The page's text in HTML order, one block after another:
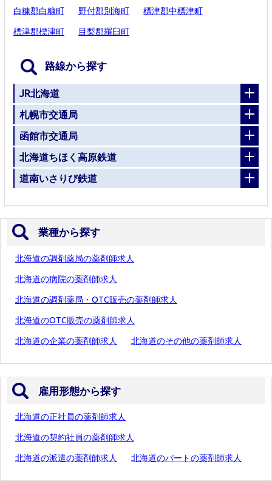
白糠郡白糠町 野付郡別海町 標津郡中標津町
標津郡標津町 目梨郡羅臼町
路線から探す
JR北海道
札幌市交通局
函館市交通局
北海道ちほく高原鉄道
道南いさりび鉄道
業種から探す
北海道の調剤薬局の薬剤師求人
北海道の病院の薬剤師求人
北海道の調剤薬局・OTC販売の薬剤師求人
北海道のOTC販売の薬剤師求人
北海道の企業の薬剤師求人 北海道のその他の薬剤師求人
雇用形態から探す
北海道の正社員の薬剤師求人
北海道の契約社員の薬剤師求人
北海道の派遣の薬剤師求人 北海道のパートの薬剤師求人